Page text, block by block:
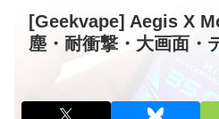
[Geekvape] Aegis X
塵・耐衝撃・大画面・